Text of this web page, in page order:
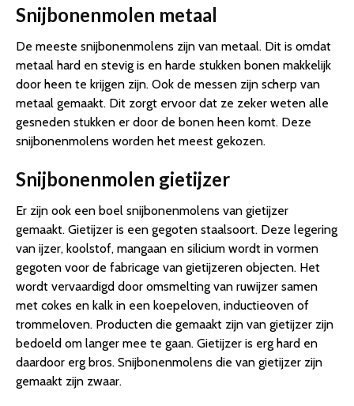
Snijbonenmolen metaal
De meeste snijbonenmolens zijn van metaal. Dit is omdat
metaal hard en stevig is en harde stukken bonen makkelijk
door heen te krijgen zijn. Ook de messen zijn scherp van
metaal gemaakt. Dit zorgt ervoor dat ze zeker weten alle
gesneden stukken er door de bonen heen komt. Deze
snijbonenmolens worden het meest gekozen.
Snijbonenmolen gietijzer
Er zijn ook een boel snijbonenmolens van gietijzer
gemaakt. Gietijzer is een gegoten staalsoort. Deze legering
van ijzer, koolstof, mangaan en silicium wordt in vormen
gegoten voor de fabricage van gietijzeren objecten. Het
wordt vervaardigd door omsmelting van ruwijzer samen
met cokes en kalk in een koepeloven, inductieoven of
trommeloven. Producten die gemaakt zijn van gietijzer zijn
bedoeld om langer mee te gaan. Gietijzer is erg hard en
daardoor erg bros. Snijbonenmolens die van gietijzer zijn
gemaakt zijn zwaar.